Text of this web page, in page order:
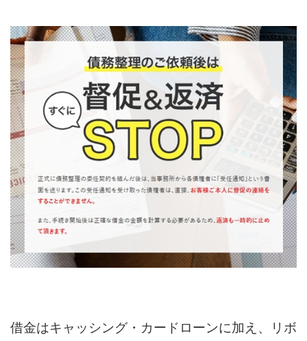
借金はキャッシング・カードローンに加え、リボ